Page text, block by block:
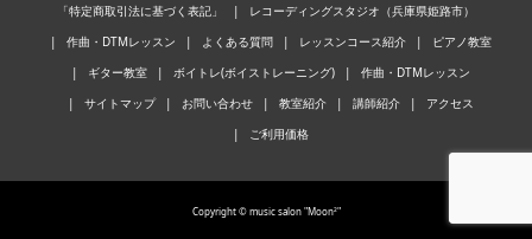
「特定商取引法に基づく表記」
レコーディングスタジオ（兵庫県姫路市）
作曲・DTMレッスン
よくある質問 レッスンコース紹介
ピアノ教室
ギター教室
ボイトレ(ボイストレーニング)
作曲・DTMレッスン
サイトマップ
お問い合わせ 教室紹介 講師紹介
アクセス
ご利用価格
Copyright © music salon "Moon²"